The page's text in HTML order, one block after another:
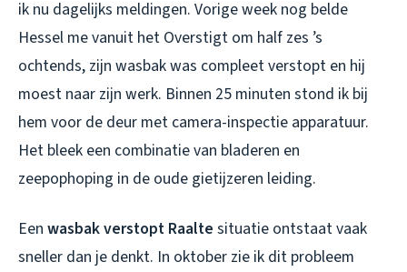
ik nu dagelijks meldingen. Vorige week nog belde
Hessel me vanuit het Overstigt om half zes ’s
ochtends, zijn wasbak was compleet verstopt en hij
moest naar zijn werk. Binnen 25 minuten stond ik bij
hem voor de deur met camera-inspectie apparatuur.
Het bleek een combinatie van bladeren en
zeepophoping in de oude gietijzeren leiding.
Een wasbak verstopt Raalte situatie ontstaat vaak
sneller dan je denkt. In oktober zie ik dit probleem